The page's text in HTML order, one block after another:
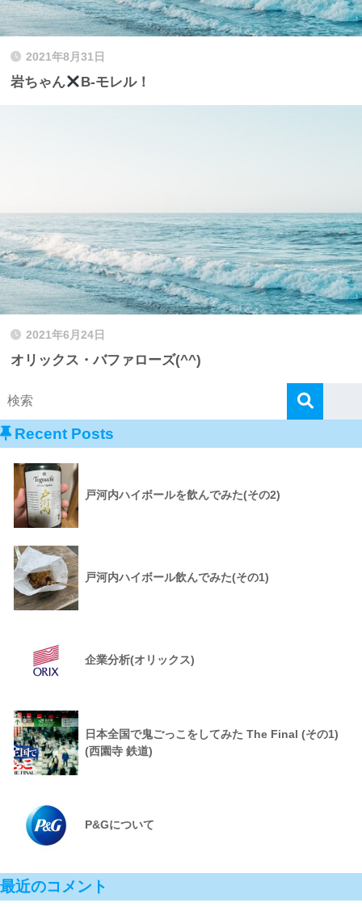
2021年8月31日
岩ちゃん B-モレル！
2021年6月24日
オリックス・バファローズ(^^)
Recent Posts
戸河内ハイボールを飲んでみた(その2)
戸河内ハイボール飲んでみた(その1)
企業分析(オリックス)
日本全国で鬼ごっこをしてみた The Final (その1)
(西園寺 鉄道)
P&Gについて
最近のコメント